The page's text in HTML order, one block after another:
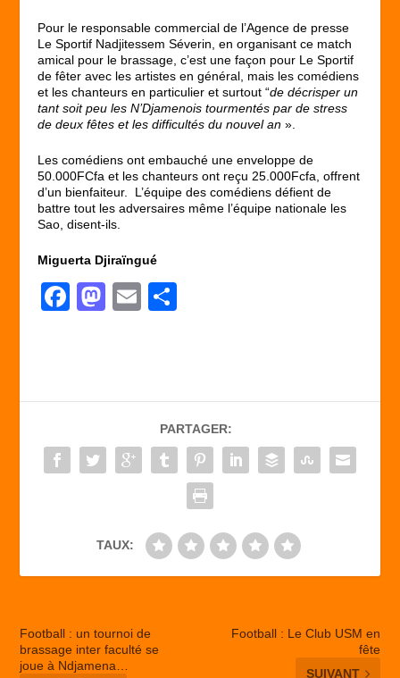
Pour le responsable commercial de l’Agence de presse
Le Sportif Nadjitessem Séverin, en organisant ce match
amical pour le brassage, c’est une façon pour Le Sportif
de fêter avec les artistes en général, mais les comédiens
et les chanteurs en particulier et surtout “dedécrisper un
tant soit peu les N’Djamenois tourmentés par de stress
de deux fêtes et les difficultés du nouvel an ».
Les comédiens ont embauché une enveloppe de
50.000FCfa et les chanteurs ont reçu 25.000Fcfa, offrent
d’un bienfaiteur. L’équipe des comédiens défient de
battre tout les adversaires même l’équipe nationale les
Sao, disent-ils.
Miguerta Djiraïngué
F
b
o
o
M
d
o
n
E
er
PARTAGER:
TAUX:
Football : un tournoi de
brassage inter faculté se
joue à Ndjamena…
Football : Le Club USM en
fête
SUIVANT